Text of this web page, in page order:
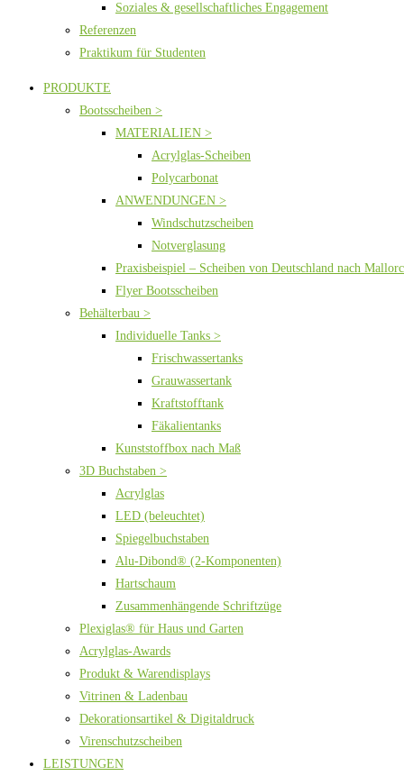
Soziales & gesellschaftliches Engagement
Referenzen
Praktikum für Studenten
PRODUKTE
Bootsscheiben >
MATERIALIEN >
Acrylglas-Scheiben
Polycarbonat
ANWENDUNGEN >
Windschutzscheiben
Notverglasung
Praxisbeispiel – Scheiben von Deutschland nach
Flyer Bootsscheiben
Behälterbau >
Individuelle Tanks >
Frischwassertanks
Grauwassertank
Kraftstofftank
Fäkalientanks
Kunststoffbox nach Maß
3D Buchstaben >
Acrylglas
LED (beleuchtet)
Spiegelbuchstaben
Alu-Dibond® (2-Komponenten)
Hartschaum
Zusammenhängende Schriftzüge
Plexiglas® für Haus und Garten
Acrylglas-Awards
Produkt & Warendisplays
Vitrinen & Ladenbau
Dekorationsartikel & Digitaldruck
Virenschutzscheiben
LEISTUNGEN